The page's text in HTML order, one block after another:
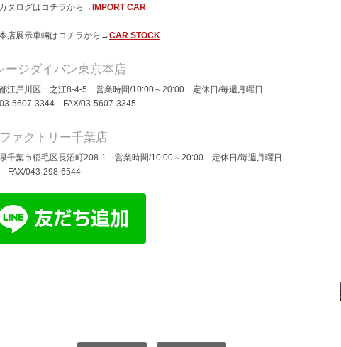
タログはコチラから→ IMPORT CAR
店展示車輛はコチラから→CAR STOCK
ージダイバン東京本店
江戸川区一之江8-4-5 営業時間/10:00～20:00 定休日/毎週月曜日
5607-3344 FAX/03-5607-3345
ァクトリー千葉店
千葉市稲毛区長沼町208-1 営業時間/10:00～20:00 定休日/毎週月曜日
FAX/043-298-6544